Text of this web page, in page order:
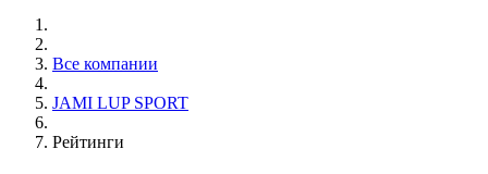
Все компании
JAMI LUP SPORT
Рейтинги